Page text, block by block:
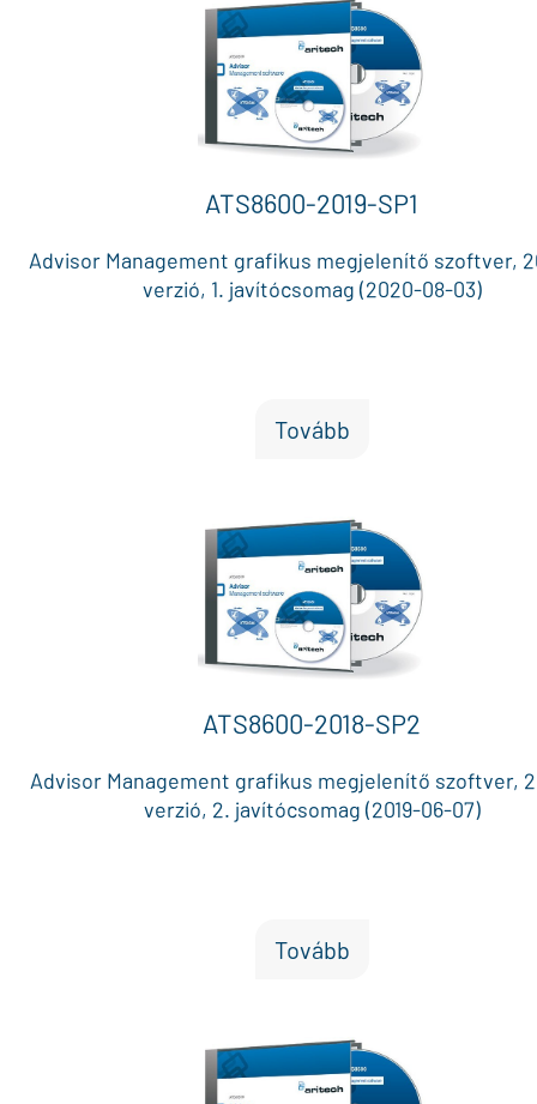
ATS8600-2019-SP1
Advisor Management grafikus megjelenítő szoftver,
verzió, 1. javítócsomag (2020-08-03)
Tovább
ATS8600-2018-SP2
Advisor Management grafikus megjelenítő szoftver,
verzió, 2. javítócsomag (2019-06-07)
Tovább